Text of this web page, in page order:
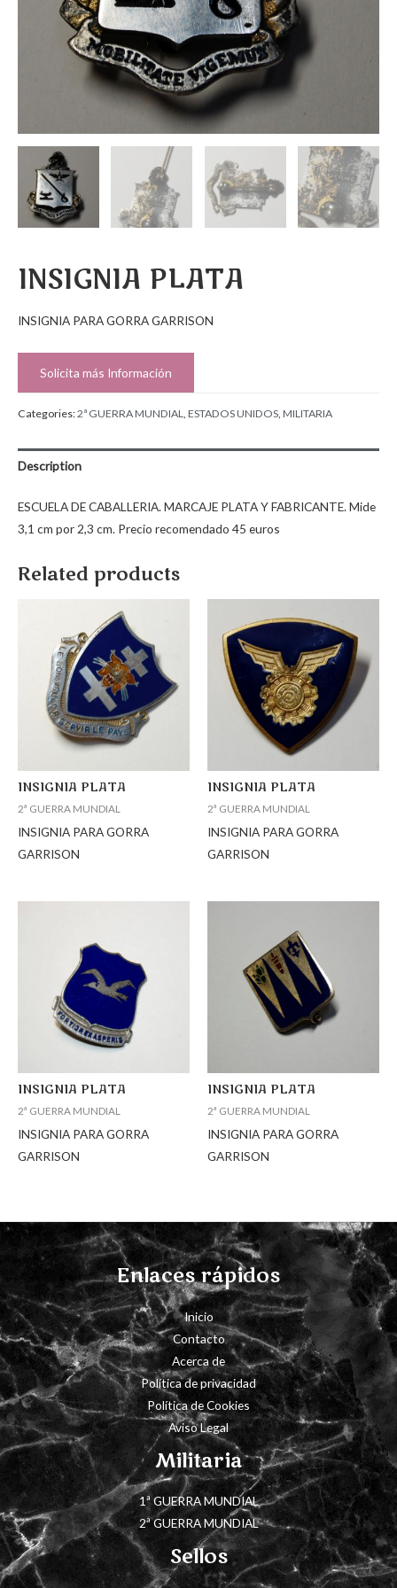
INSIGNIA PLATA
INSIGNIA PARA GORRA GARRISON
Solicita más Información
Categories:2ª GUERRA MUNDIAL ESTADOS UNIDOS MILITARIA
Description
ESCUELA DE CABALLERIA. MARCAJE PLATA Y FABRICANTE. Mide
3,1 cm por 2,3 cm. Precio recomendado 45 euros
Related products
INSIGNIA PLATA
2ª GUERRA MUNDIAL
INSIGNIA PARA GORRA
GARRISON
INSIGNIA PLATA
2ª GUERRA MUNDIAL
INSIGNIA PARA GORRA
GARRISON
INSIGNIA PLATA
2ª GUERRA MUNDIAL
INSIGNIA PARA GORRA
GARRISON
INSIGNIA PLATA
2ª GUERRA MUNDIAL
INSIGNIA PARA GORRA
GARRISON
Enlaces rápidos
Inicio
Contacto
Acerca de
Política de privacidad
Política de Cookies
Aviso Legal
Militaria
1ª GUERRA MUNDIAL
2ª GUERRA MUNDIAL
Sellos